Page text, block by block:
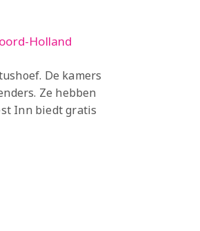
Holland
De kamers
Ze hebben
Inn biedt gratis